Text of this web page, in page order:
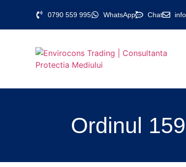
0790 559 995 WhatsApp Chat
Ordinul